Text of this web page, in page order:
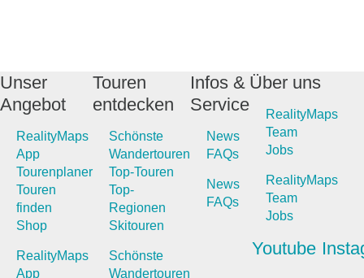
Unser
Angebot
RealityMaps
App
Tourenplaner
Touren
finden
Shop
RealityMaps
App
Touren
entdecken
Schönste
Wandertouren
Top-Touren
Top-
Regionen
Skitouren
Schönste
Wandertouren
Infos &
Service
News
FAQs
News
FAQs
Über uns
RealityMaps
Team
Jobs
RealityMaps
Team
Jobs
Youtube